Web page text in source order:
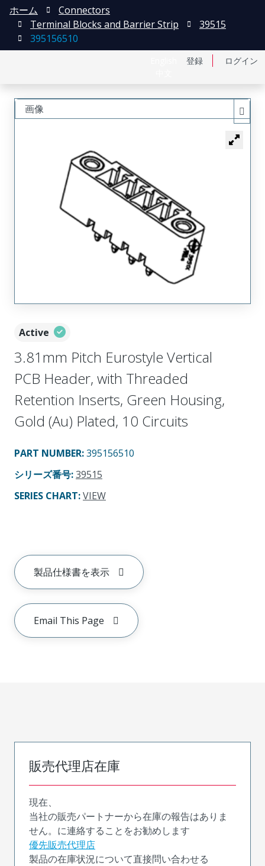
登録 ログイン
ホーム
Connectors
Terminal Blocks and Barrier Strip
39515
395156510
Active
3.81mm Pitch Eurostyle Vertical
PCB Header, with Threaded
Retention Inserts, Green Housing,
Gold (Au) Plated, 10 Circuits
PART NUMBER:395156510
シリーズ番号:39515
SERIES CHART:VIEW
製品仕様書を表示
Email This Page
画像
販売代理店在庫
現在、
当社の販売パートナーから在庫の報告はありま
せん。に連絡することをお勧めします
優先販売代理店
製品の在庫状況について直接問い合わせる